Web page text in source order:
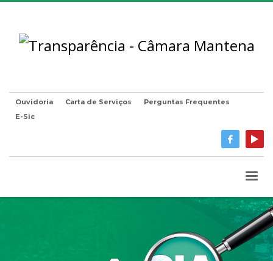
Ouvidoria Carta de Serviços
Perguntas Frequentes
E-Sic